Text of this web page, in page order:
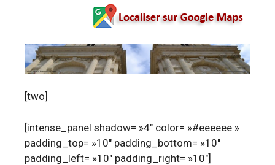
[two]
[intense_panel shadow= »4″ color= »#eeeeee »
padding_top= »10″ padding_bottom= »10″
padding_left= »10″ padding_right= »10″]